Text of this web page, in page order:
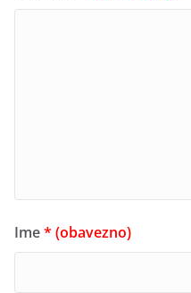
Ime* (obavezno)